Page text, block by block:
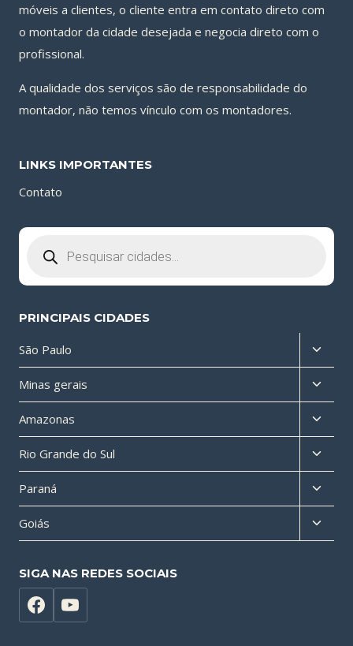
móveis a clientes, o cliente entra em contato direto com
o montador da cidade desejada e negocia direto com o
profissional.
A qualidade dos serviços são de responsabilidade do
montador, não temos vínculo com os montadores.
LINKS IMPORTANTES
Contato
produtos
PRINCIPAIS CIDADES
São Paulo
menu
filho
Minas gerais
menu
filho
Amazonas
menu
filho
Rio Grande do Sul
menu
filho
Paraná
menu
filho
Goiás
menu
SIGA NAS REDES SOCIAIS